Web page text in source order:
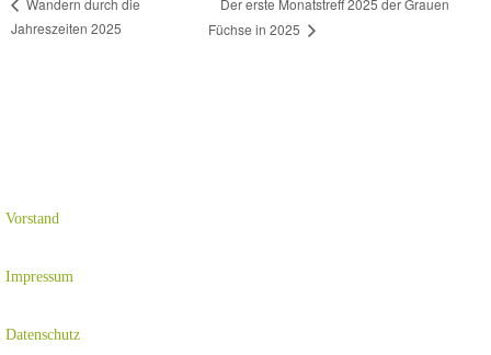
Wandern durch die
Jahreszeiten 2025
Füchse in 2025
Vorstand
Impressum
Datenschutz